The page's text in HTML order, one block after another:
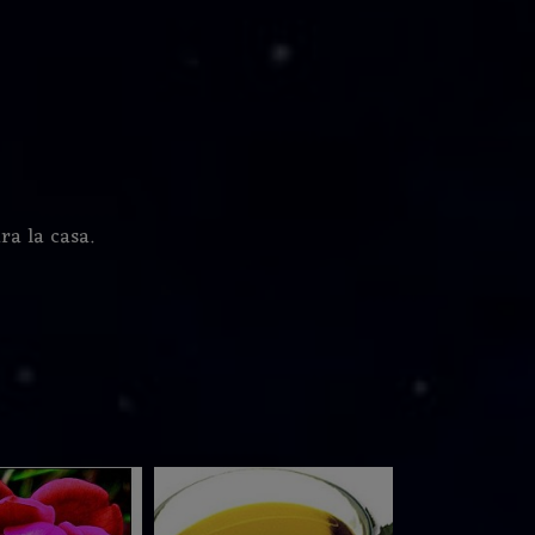
la casa.